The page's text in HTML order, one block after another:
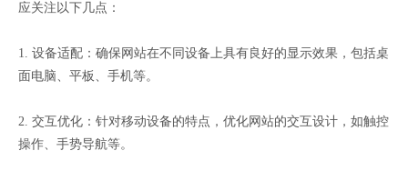
应关注以下几点：
1. 设备适配：确保网站在不同设备上具有良好的显示效果，包括桌
面电脑、平板、手机等。
2. 交互优化：针对移动设备的特点，优化网站的交互设计，如触控
操作、手势导航等。